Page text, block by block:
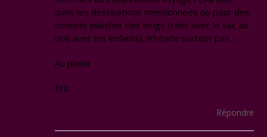
dans les destinations mentionnées ou pour des
conseils planifier des longs treks avec le sac au
dos avec les enfants), n’hésite surtout pas.
Au plaisir
Eric
Répondre